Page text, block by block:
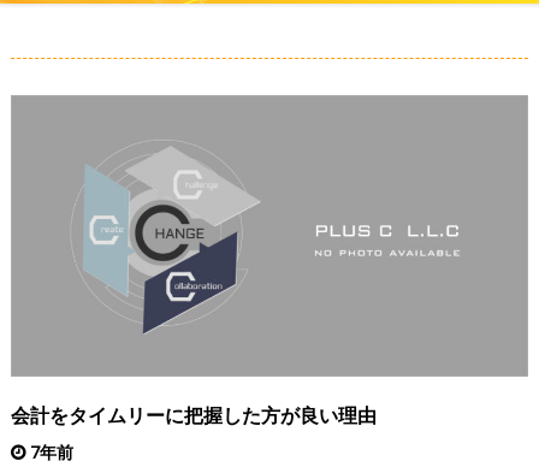
会計をタイムリーに把握した方が良い理由
7年前